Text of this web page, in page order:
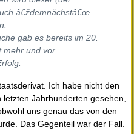
â€ždemnächstâ€œ
gab es bereits im 20.
mehr und vor
Ich habe nicht den
letzten Jahrhunderten gesehen,
uns genau das von den
Das Gegenteil war der Fall.